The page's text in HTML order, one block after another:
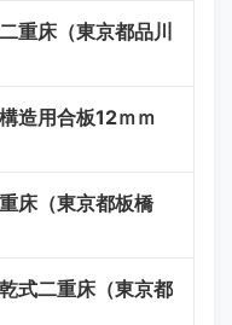
床（東京都品川
造用合板12ｍｍ
床（東京都板橋
二重床（東京都